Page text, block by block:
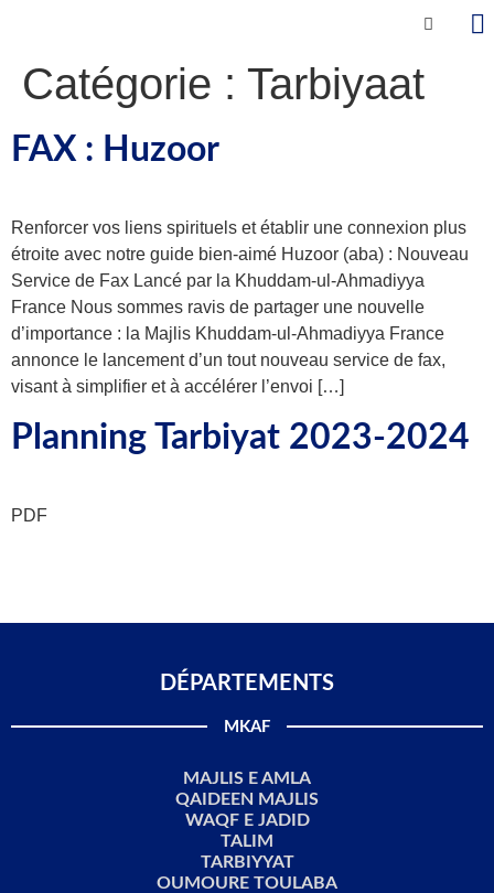
Catégorie : Tarbiyaat
FAX : Huzoor
Renforcer vos liens spirituels et établir une connexion plus
étroite avec notre guide bien-aimé Huzoor (aba) : Nouveau
Service de Fax Lancé par la Khuddam-ul-Ahmadiyya
France Nous sommes ravis de partager une nouvelle
d’importance : la Majlis Khuddam-ul-Ahmadiyya France
annonce le lancement d’un tout nouveau service de fax,
visant à simplifier et à accélérer l’envoi […]
Planning Tarbiyat 2023-2024
PDF
DÉPARTEMENTS​
MKAF
MAJLIS E AMLA
QAIDEEN MAJLIS
WAQF E JADID
TALIM
TARBIYYAT
OUMOURE TOULABA